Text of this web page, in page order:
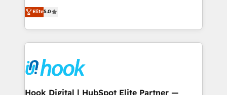
HubSpot partners 🔄 Top 5% globally in client
retention 📅 8+ years of consistent results since 2017
move beyond spreadsheets into unified systems
that drive real business results.
achieve real growth. We specialize in delivering
tailored solutions that drive results by leveraging
HubSpot’s platform and data to fuel success.
Technical Solutions: - HubSpot Technical Consulting -
Onboarding - Data Migration & Integrations -
Technical Audit & Optimization Strategic Solutions: -
Revenue Operations - Inbound Marketing -
Elite5.0
Hook Digital | HubSpot Elite Partner —